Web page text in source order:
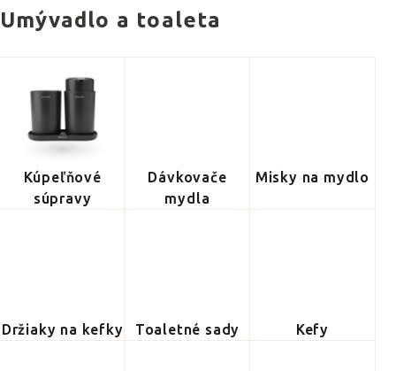
Umývadlo a toaleta
Kúpeľňové
súpravy
Dávkovače
mydla
Misky na mydlo
Držiaky na kefky Toaletné sady Kefy